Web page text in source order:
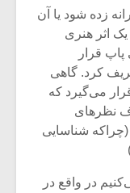
زده شود یا آن
اثر هنری
قرار
کرد. گاهی
قرار می‌گیرد که
نظرهای
شناسایی
در واقع در
دوره
برگزار